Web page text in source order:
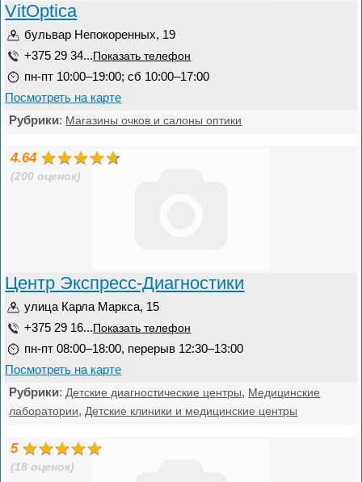
VitOptica
бульвар Непокоренных, 19
+375 29 34... Показать телефон
пн-пт 10:00–19:00; сб 10:00–17:00
Посмотреть на карте
Рубрики: Магазины очков и салоны оптики
4.64
(200 оценок)
Центр Экспресс-Диагностики
улица Карла Маркса, 15
+375 29 16... Показать телефон
пн-пт 08:00–18:00, перерыв 12:30–13:00
Посмотреть на карте
Рубрики: Детские диагностические центры, Медицинские
лаборатории, Детские клиники и медицинские центры
5
(18 оценок)